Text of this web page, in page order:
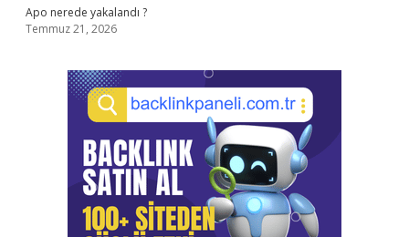
Apo nerede yakalandı ?
Temmuz 21, 2026